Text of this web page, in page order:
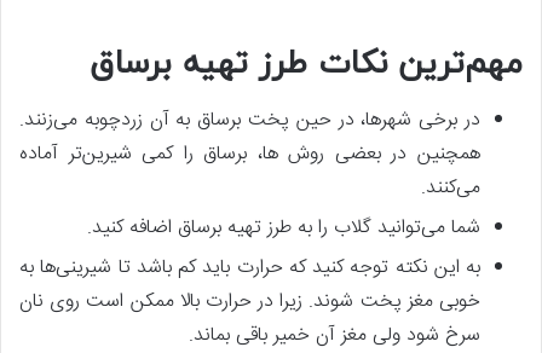
مهم‌ترین نکات طرز تهیه برساق
در برخی شهرها، در حین پخت برساق به آن زردچوبه می‌زنند.
همچنین در بعضی روش ها، برساق را کمی شیرین‌تر آماده
می‌کنند.
شما می‌توانید گلاب را به طرز تهیه برساق اضافه کنید.
به این نکته توجه کنید که حرارت باید کم باشد تا شیرینی‌ها به
خوبی مغز پخت شوند. زیرا در حرارت بالا ممکن است روی نان
سرخ شود ولی مغز آن خمیر باقی بماند.